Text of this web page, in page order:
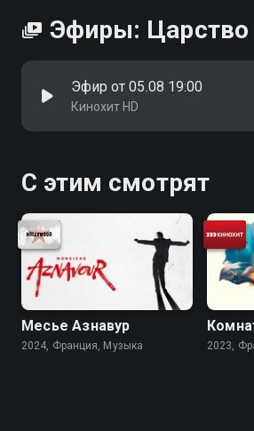
Эфиры: Царство
Эфир от 05.08 19:00
Кинохит HD
С этим смотрят
Месье Азнавур
2024, Франция, Музыка 2023,